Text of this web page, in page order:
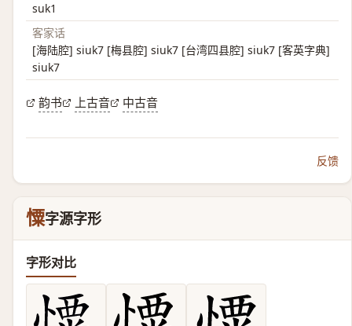
suk1
客家话
[海陆腔] siuk7 [梅县腔] siuk7 [台湾四县腔] siuk7 [客英字典]
siuk7
韵书 上古音 中古音
反馈
憟字源字形
字形对比